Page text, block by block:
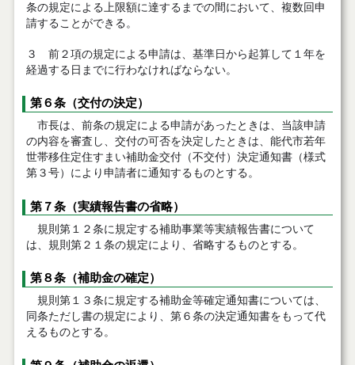
条の規定による上限額に達するまでの間において、複数回申
請することができる。
３ 前２項の規定による申請は、基準日から起算して１年を
経過する日までに行わなければならない。
第６条（交付の決定）
市長は、前条の規定による申請があったときは、当該申請
の内容を審査し、交付の可否を決定したときは、能代市若年
世帯移住定住すまい補助金交付（不交付）決定通知書（様式
第３号）により申請者に通知するものとする。
第７条（実績報告書の省略）
規則第１２条に規定する補助事業等実績報告書について
は、規則第２１条の規定により、省略するものとする。
第８条（補助金の確定）
規則第１３条に規定する補助金等確定通知書については、
同条ただし書の規定により、第６条の決定通知書をもって代
えるものとする。